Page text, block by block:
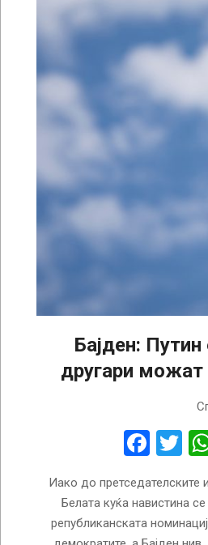
Бајден:
другари можат
Иако до
Белата куќа навистина
републиканската